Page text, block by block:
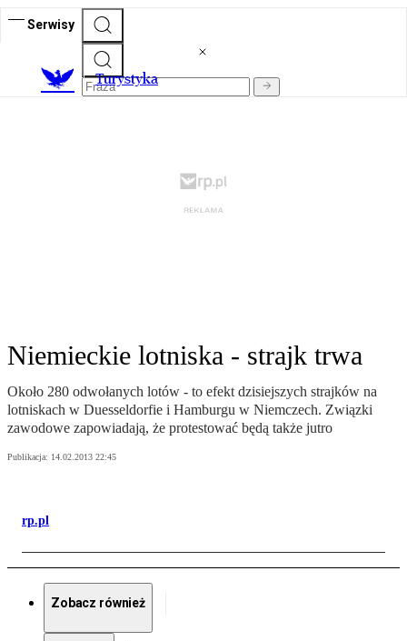
Serwisy
Turystyka
Niemieckie lotniska - strajk trwa
Około 280 odwołanych lotów - to efekt dzisiejszych strajków na
lotniskach w Duesseldorfie i Hamburgu w Niemczech. Związki
zawodowe zapowiadają, że protestować będą także jutro
Publikacja: 14.02.2013 22:45
rp.pl
Zobacz również